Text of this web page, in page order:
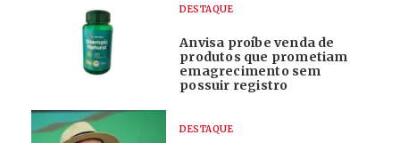
DESTAQUE
Anvisa proíbe venda de
produtos que prometiam
emagrecimento sem
possuir registro
DESTAQUE